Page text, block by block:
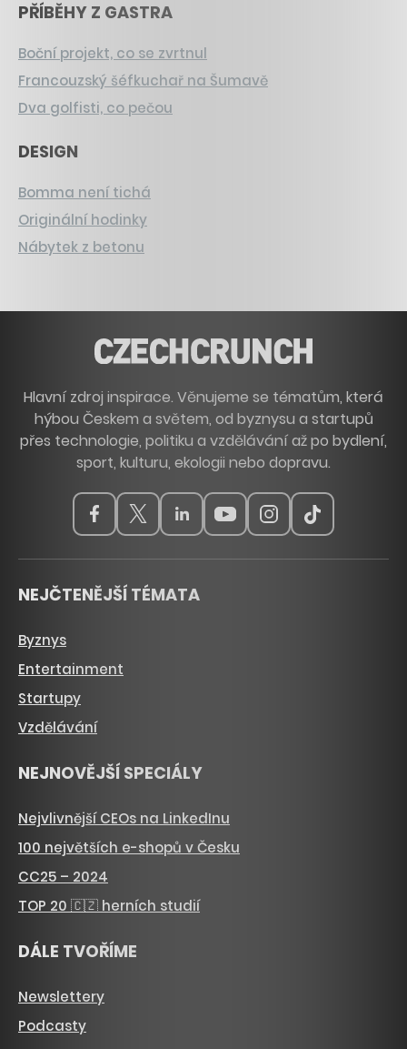
PŘÍBĚHY Z GASTRA
Boční projekt, co se zvrtnul
Francouzský šéfkuchař na Šumavě
Dva golfisti, co pečou
DESIGN
Bomma není tichá
Originální hodinky
Nábytek z betonu
Hlavní zdroj inspirace. Věnujeme se tématům, která
hýbou Českem a světem, od byznysu a startupů
přes technologie, politiku a vzdělávání až po bydlení,
sport, kulturu, ekologii nebo dopravu.
NEJČTENĚJŠÍ TÉMATA
Byznys
Entertainment
Startupy
Vzdělávání
NEJNOVĚJŠÍ SPECIÁLY
Nejvlivnější CEOs na LinkedInu
100 největších e-shopů v Česku
CC25 – 2024
TOP 20 🇨🇿 herních studií
DÁLE TVOŘÍME
Newslettery
Podcasty